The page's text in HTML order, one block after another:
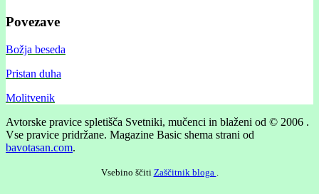
Povezave
Božja beseda
Pristan duha
Molitvenik
Avtorske pravice spletišča Svetniki, mučenci in blaženi od © 2006 .
Vse pravice pridržane. Magazine Basic shema strani od
bavotasan.com.
Vsebino ščiti Zaščitnik bloga